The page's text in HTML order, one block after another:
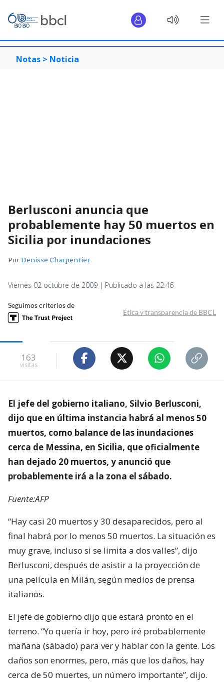
Notas > Noticia
Berlusconi anuncia que
probablemente hay 50 muertos en
Sicilia por inundaciones
PorDenisse Charpentier
Viernes 02 octubre de 2009 | Publicado a las 22:46
Seguimos criterios de
Ética y transparencia de BBCL
163
visitas
El jefe del gobierno italiano, Silvio Berlusconi,
dijo que en última instancia habrá al menos 50
muertos, como balance de las inundaciones
cerca de Messina, en Sicilia, que oficialmente
han dejado 20 muertos, y anunció que
probablemente irá a la zona el sábado.
Fuente:AFP
“Hay casi 20 muertos y 30 desaparecidos, pero al
final habrá por lo menos 50 muertos. La situación es
muy grave, incluso si se limita a dos valles”, dijo
Berlusconi, después de asistir a la proyección de
una película en Milán, según medios de prensa
italianos.
El jefe de gobierno dijo que estará pronto en el
terreno. “Yo quería ir hoy, pero iré probablemente
mañana (sábado) para ver y hablar con la gente. Los
daños son enormes, pero, más que los daños, hay
cerca de 50 muertes, un número importante”, dijo.